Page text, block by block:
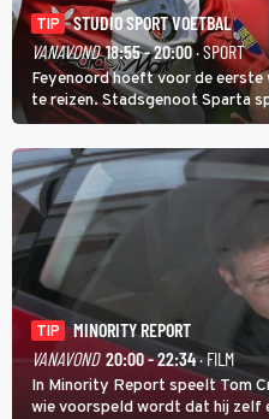
TIP
STUDIO SPORT VOETBAL
VANAVOND 18:55 - 20:00· SPORT
Feyenoord hoeft voor de
te reizen. Stadsgenoot Sparta
verderop. Feyenoord trok de
KVC Westerlo uit België.
TIP
MINORITY REPORT
VANAVOND 20:00 - 22:34· FILM
In Minority Report speelt Tom
wie voorspeld wordt dat hij zelf